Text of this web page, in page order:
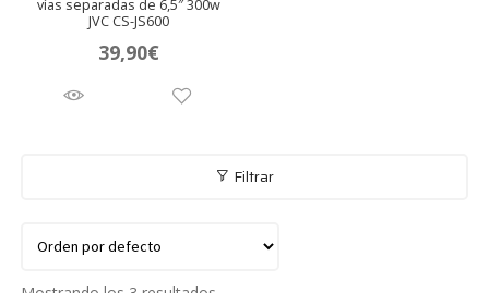
vías separadas de 6,5″ 300w
JVC CS-JS600
39,90€
Filtrar